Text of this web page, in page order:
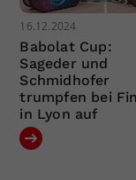
16.12.2024
Babolat Cup:
Sageder und
Schmidhofer
trumpfen bei
in Lyon auf